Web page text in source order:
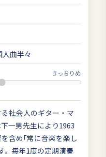
曲半々
きっちりめ
社会人のギター・マ
一男先生により1963
含め｢常に音楽を楽し
。毎年1度の定期演奏